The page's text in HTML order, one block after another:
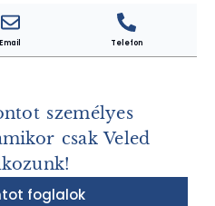
Email Telefon
személyes
csak Veled
foglalok